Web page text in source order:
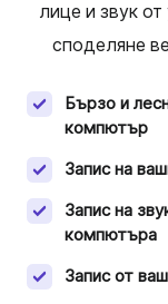
лице и звук
споделяне
Бързо и
компютър
Запис на
Запис на
компютъра
Запис от